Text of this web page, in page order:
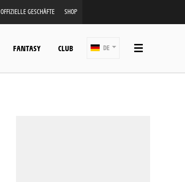
OFFIZIELLE GESCHÄFTE SHOP
FANTASY CLUB DE